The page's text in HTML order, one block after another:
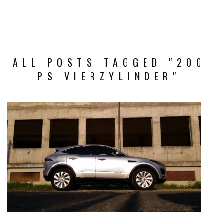
ALL POSTS TAGGED "200
PS VIERZYLINDER"